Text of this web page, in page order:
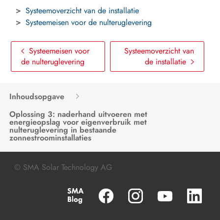
Systeemoverzicht van de installatie
Systeemeisen voor de nulteruglevering
Systeemeisen voor
de nulteruglevering
Systeemoverzicht van
de installatie
Inhoudsopgave
Oplossing 3: naderhand uitvoeren met
energieopslag voor eigenverbruik met
nulteruglevering in bestaande
zonnestroominstallaties
© SMA Solar Technology AG
Nulteruglevering instellen